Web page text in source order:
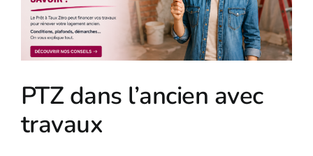
PTZ dans l’ancien avec
travaux